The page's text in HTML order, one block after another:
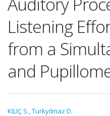
Listening
from a
and
KILIÇ S.,Turkyilmaz D.